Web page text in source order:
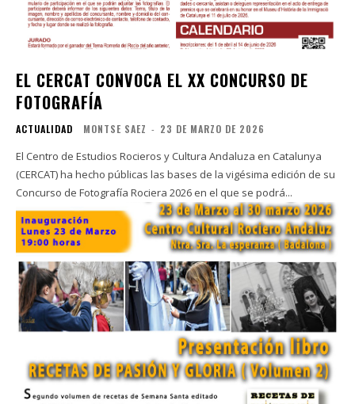
EL CERCAT CONVOCA EL XX CONCURSO DE
FOTOGRAFÍA
ACTUALIDAD MONTSE SAEZ - 23 DE MARZO DE 2026
El Centro de Estudios Rocieros y Cultura Andaluza en Catalunya
(CERCAT) ha hecho públicas las bases de la vigésima edición de su
Concurso de Fotografía Rociera 2026 en el que se podrá...